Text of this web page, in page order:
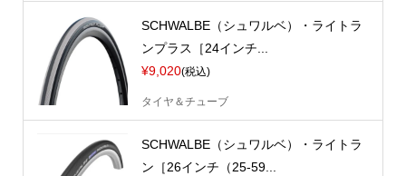
SCHWALBE（シュワルベ）・ライトラ
ンプラス［24インチ...
¥9,020(税込)
タイヤ＆チューブ
SCHWALBE（シュワルベ）・ライトラ
ン［26インチ（25-59...